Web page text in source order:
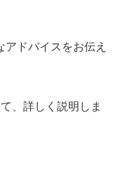
ドバイスをお伝え
、詳しく説明しま